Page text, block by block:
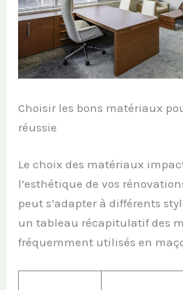
Choisir les bons matériaux
réussie
Le choix des matériaux
l’esthétique de vos
peut s’adapter à différents
un tableau récapitulatif des
fréquemment utilisés en